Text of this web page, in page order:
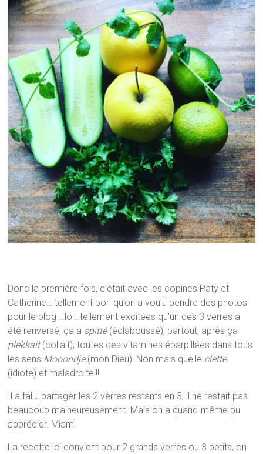
Donc la première fois, c’était avec les copines Paty et
Catherine… tellement bon qu’on a voulu pendre des photos
pour le blog …lol…tellement excitées qu’un des 3 verres a
été renversé, ça a spitté (éclaboussé), partout, après ça
plekkait(collait), toutes ces vitamines éparpillées dans tous
les sens Mooondje(mon Dieu)! Non mais quelle clette
(idiote) et maladroite!!!
Il a fallu partager les 2 verres restants en 3, il ne restait pas
beaucoup malheureusement. Mais on a quand-même pu
apprécier. Miam!
La recette ici convient pour 2 grands verres ou 3 petits, on